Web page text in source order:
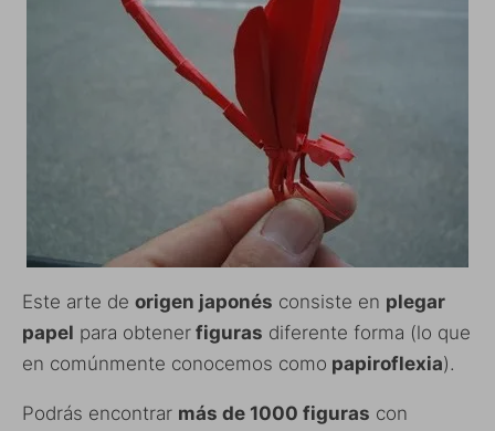
Este arte de origen japonés consiste en plegar
papel para obtener figuras diferente forma (lo que
en comúnmente conocemos como papiroflexia).
Podrás encontrar más de 1000 figuras con